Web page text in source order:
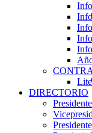
DIRECTORIO